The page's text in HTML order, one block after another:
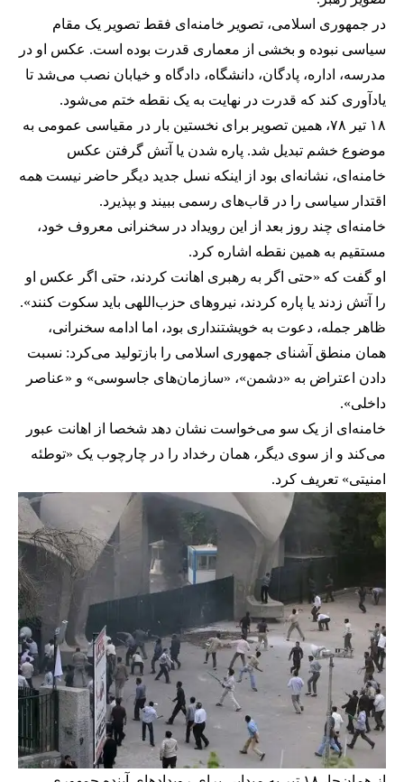
در جمهوری اسلامی، تصویر خامنه‌ای فقط تصویر یک مقام
سیاسی نبوده و بخشی از معماری قدرت بوده است. عکس او در
مدرسه، اداره، پادگان، دانشگاه، دادگاه و خیابان نصب می‌شد تا
یادآوری کند که قدرت در نهایت به یک نقطه ختم می‌شود.
۱۸ تیر ۷۸، همین تصویر برای نخستین بار در مقیاسی عمومی به
موضوع خشم تبدیل شد. پاره شدن یا آتش گرفتن عکس
خامنه‌ای، نشانه‌ای بود از اینکه نسل جدید دیگر حاضر نیست همه
اقتدار سیاسی را در قاب‌های رسمی ببیند و بپذیرد.
خامنه‌ای چند روز بعد از این رویداد در سخنرانی معروف خود،
مستقیم به همین نقطه اشاره کرد.
او گفت که «حتی اگر به رهبری اهانت کردند، حتی اگر عکس او
را آتش زدند یا پاره کردند، نیروهای حزب‌اللهی باید سکوت کنند».
ظاهر جمله، دعوت به خویشتنداری بود، اما ادامه سخنرانی،
همان منطق آشنای جمهوری اسلامی را بازتولید می‌کرد: نسبت
دادن اعتراض به «دشمن»، «سازمان‌های جاسوسی» و «عناصر
داخلی».
خامنه‌ای از یک سو می‌خواست نشان دهد شخصا از اهانت عبور
می‌کند و از سوی دیگر، همان رخداد را در چارچوب یک «توطئه
امنیتی» تعریف کرد.